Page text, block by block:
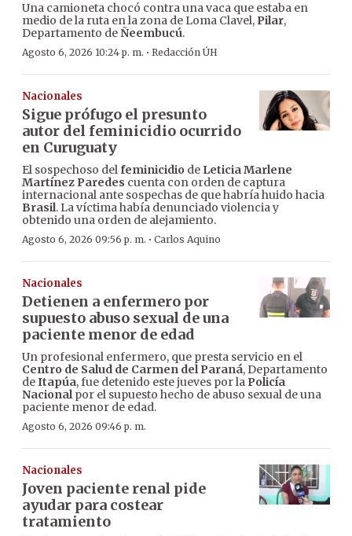
Una camioneta chocó contra una vaca que estaba en
medio de la ruta en la zona de Loma Clavel, Pilar,
Departamento deÑeembucú.
Agosto 6, 2026 10:24 p. m. · Redacción ÚH
Nacionales
Sigue prófugo el presunto
autor del feminicidio ocurrido
en Curuguaty
El sospechoso delfeminicidio de Leticia Marlene
Martínez Paredes cuenta con orden de captura
internacional ante sospechas de que habría huido hacia
Brasil. La víctima había denunciado violencia y
obtenido una orden de alejamiento.
Agosto 6, 2026 09:56 p. m. · Carlos Aquino
Nacionales
Detienen a enfermero por
supuesto abuso sexual de una
paciente menor de edad
Un profesional enfermero, que presta servicio en el
Centro de Salud de Carmen del Paraná, Departamento
deItapúa, fue detenido este jueves por la Policía
Nacionalpor el supuesto hecho de abuso sexual de una
paciente menor de edad.
Agosto 6, 2026 09:46 p. m.
Nacionales
Joven paciente renal pide
ayudar para costear
tratamiento